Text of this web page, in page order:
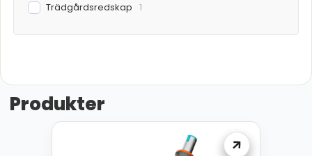
Trädgårdsredskap 1
Produkter